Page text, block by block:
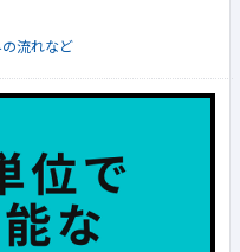
流れなど